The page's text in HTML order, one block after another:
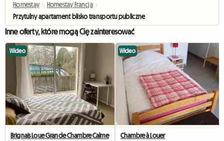
Homestay › Homestay Francja ›
Przytulny apartament blisko transportu publicznego w Wielkim Lyonie
Inne oferty, które mogą Cię zainteresować
Wideo
Brignais Loue Grande Chambre Calme
Wideo
Chambre à Louer